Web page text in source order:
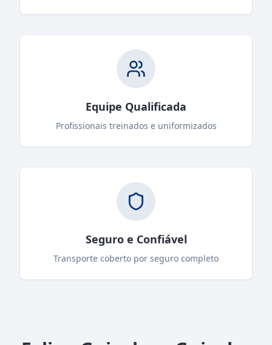
Equipe Qualificada
Profissionais treinados e uniformizados
Seguro e Confiável
Transporte coberto por seguro completo